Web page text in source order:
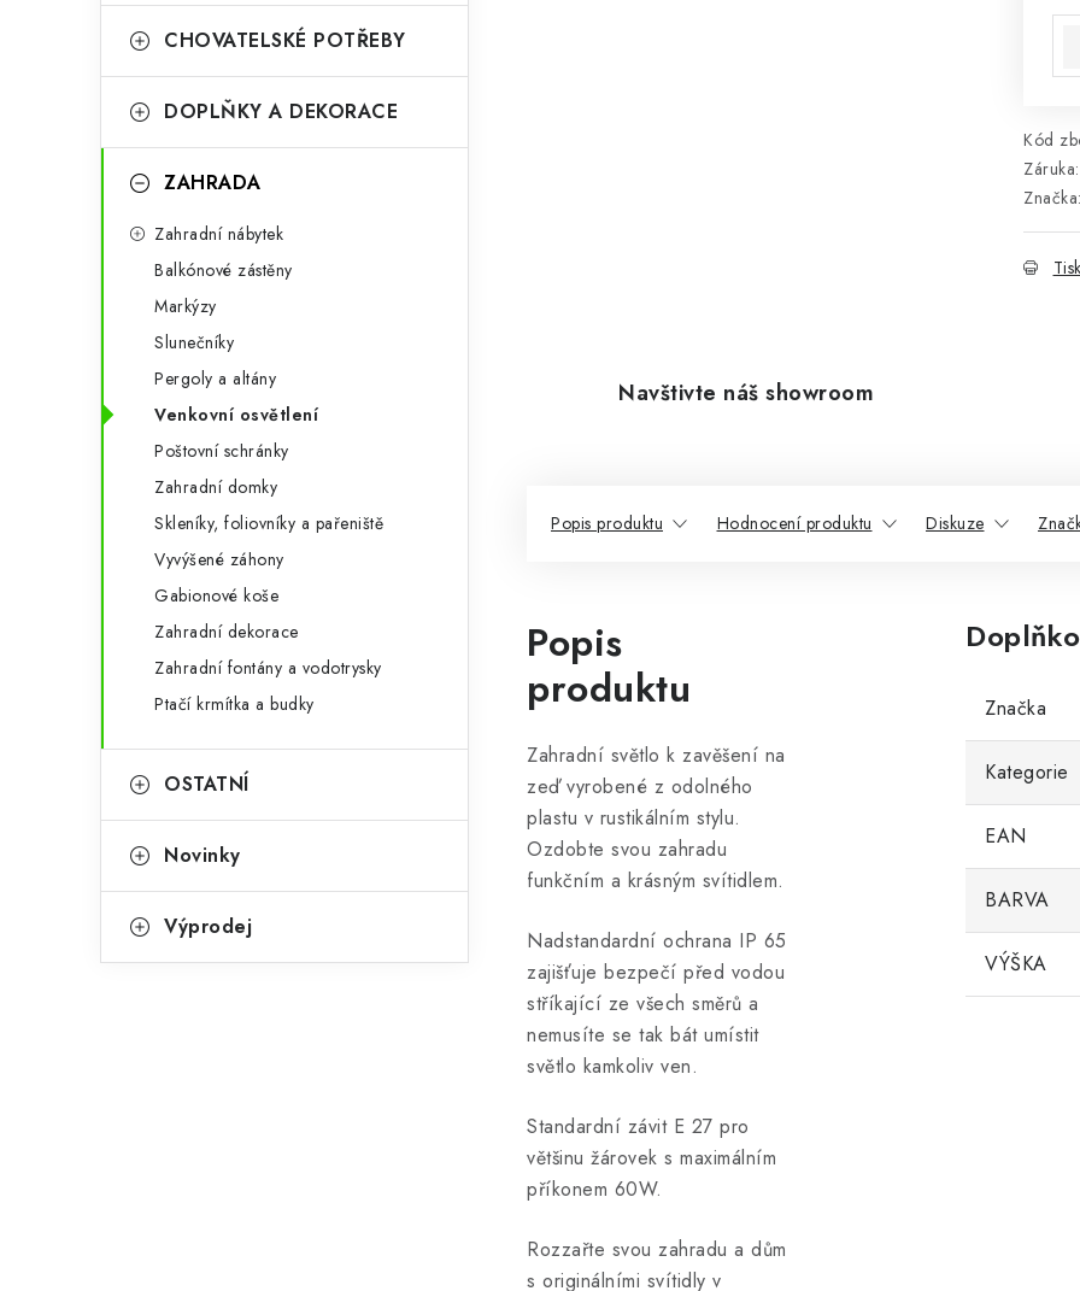
e
CHOVATELSKÉ POTŘEBY
DOPLŇKY A DEKORACE
ZAHRADA
Zahradní nábytek
Balkónové zástěny
Markýzy
Slunečníky
Pergoly a altány
Venkovní osvětlení
Poštovní schránky
Zahradní domky
Skleníky, foliovníky a pařeniště
Vyvýšené záhony
Gabionové koše
Zahradní dekorace
Zahradní fontány a vodotrysky
Ptačí krmítka a budky
OSTATNÍ
Novinky
Výprodej
Kód
Záruka:
Navštivte náš showroom
Popis produktu Hodnocení produktu Diskuze
Popis
produktu
Zahradní světlo k zavěšení na
zeď vyrobené z odolného
plastu v rustikálním stylu.
Ozdobte svou zahradu
funkčním a krásným svítidlem.
Nadstandardní ochrana IP 65
zajišťuje bezpečí před vodou
stříkající ze všech směrů a
nemusíte se tak bát umístit
světlo kamkoliv ven.
Standardní závit E 27 pro
většinu žárovek s maximálním
příkonem 60W.
Rozzařte svou zahradu a dům
s originálními svítidly v
Značka
Kategorie
EAN
BARVA
VÝŠKA